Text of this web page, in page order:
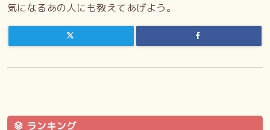
岡5条2丁目、西岡5条3丁目へ分割。
1978年（昭和53年）2月13日 一部区域を西岡4条9丁目、西
岡5条11丁目へ分割。
を条丁表記。
2014年（平成26年）11月20日 故陸軍軍曹玉田守殉職之地
気になるあの人にも教えてあげよう。
ランキング